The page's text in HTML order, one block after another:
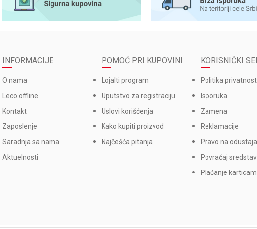
INFORMACIJE
O nama
Leco offline
Kontakt
Zaposlenje
Saradnja sa nama
Aktuelnosti
POMOĆ PRI KUPOVINI
Lojalti program
Uputstvo za registraciju
Uslovi korišćenja
Kako kupiti proizvod
Najčešća pitanja
KORISNIČKI
Politika privatnosti
Isporuka
Zamena
Reklamacije
Pravo na
Povraćaj
Plaćanje